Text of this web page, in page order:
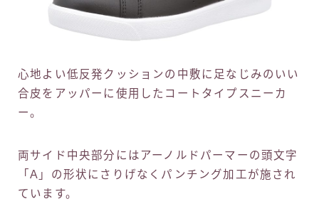
心地よい低反発クッションの中敷に足なじみのいい
合皮をアッパーに使用したコートタイプスニーカ
ー。
両サイド中央部分にはアーノルドパーマーの頭文字
「A」の形状にさりげなくパンチング加工が施され
ています。